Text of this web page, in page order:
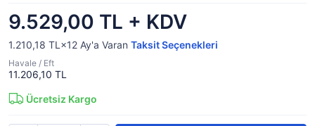
9.529,00 TL + KDV
1.210,18 TL×12 Ay'a Varan Taksit Seçenekleri
Havale / Eft
11.206,10 TL
Ücretsiz Kargo